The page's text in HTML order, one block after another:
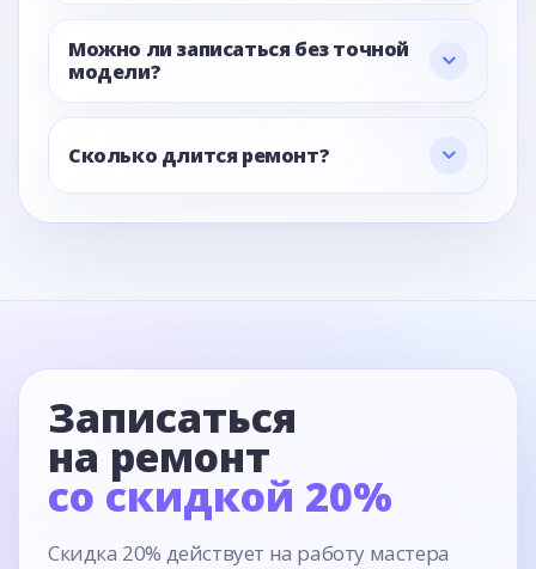
Можно ли записаться без точной
модели?
Сколько длится ремонт?
Записаться
на ремонт
со скидкой 20%
Скидка 20% действует на работу мастера